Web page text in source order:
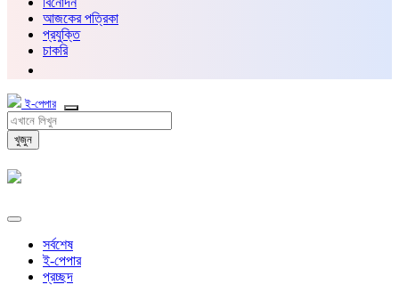
আজকের পত্রিকা
প্রযুক্তি
চাকরি
ই-পেপার
খুজুন
সর্বশেষ
ই-পেপার
প্রচ্ছদ